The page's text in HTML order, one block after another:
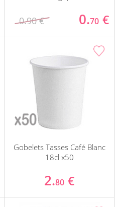
0.90 € 0.70 €
Gobelets Tasses Café Blanc
18cl x50
2.80 €